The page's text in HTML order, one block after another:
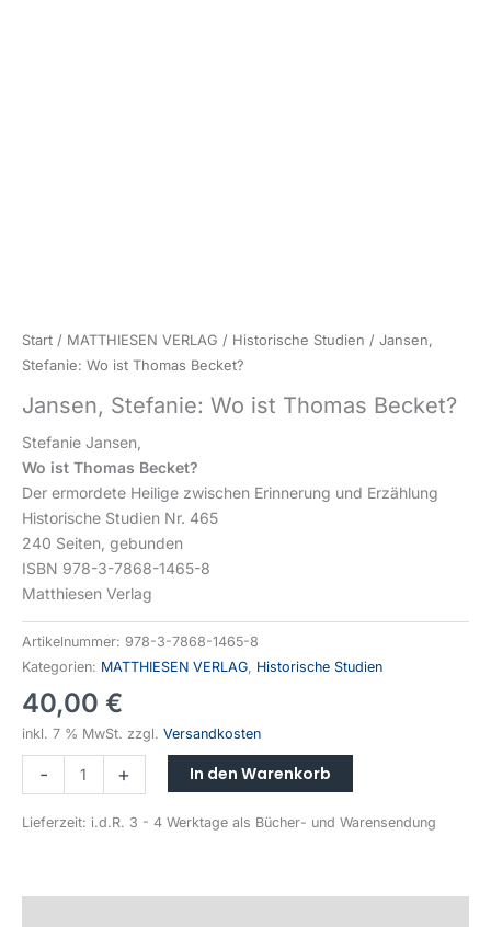
Start / MATTHIESEN VERLAG / Historische Studien / Jansen,
Stefanie: Wo ist Thomas Becket?
Jansen, Stefanie: Wo ist Thomas Becket?
Stefanie Jansen,
Wo ist Thomas Becket?
Der ermordete Heilige zwischen Erinnerung und Erzählung
Historische Studien Nr. 465
240 Seiten, gebunden
ISBN 978-3-7868-1465-8
Matthiesen Verlag
Artikelnummer: 978-3-7868-1465-8
Kategorien: MATTHIESEN VERLAG Historische Studien
40,00 €
inkl. 7 % MwSt. zzgl. Versandkosten
- + In den Warenkorb
Lieferzeit: i.d.R. 3 - 4 Werktage als Bücher- und Warensendung